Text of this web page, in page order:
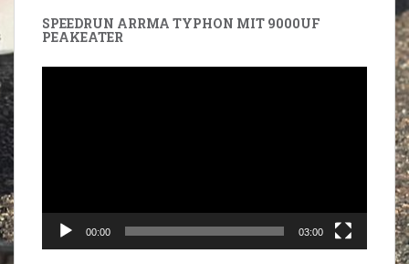
SPEEDRUN ARRMA TYPHON MIT 9000UF
PEAKEATER
00:00 03:00